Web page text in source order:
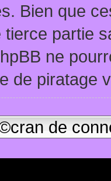
Bien que
partie
ne
de piratage
de